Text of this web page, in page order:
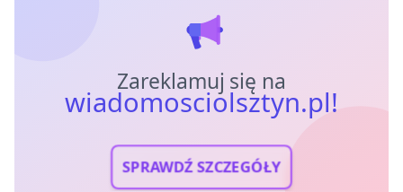
Zareklamuj się na
wiadomosciolsztyn.pl!
SPRAWDŹ SZCZEGÓŁY